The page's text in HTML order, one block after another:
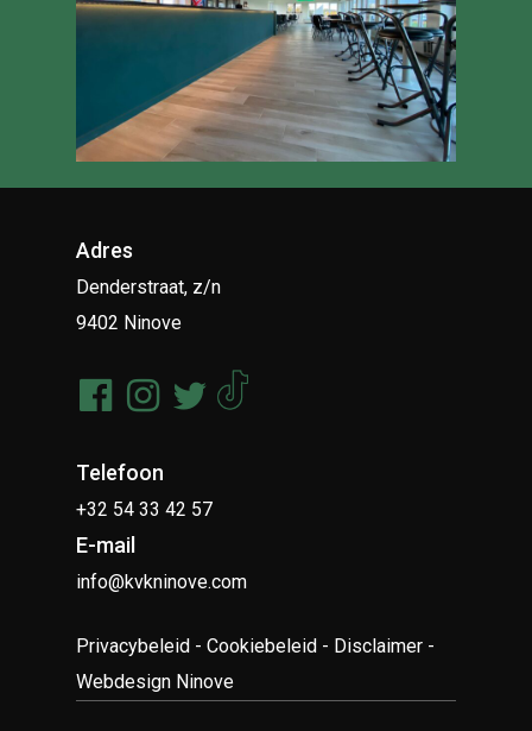
Adres
Denderstraat, z/n
9402 Ninove
Telefoon
+32 54 33 42 57
E-mail
info@kvkninove.com
Privacybeleid -Cookiebeleid - Disclaimer -
Webdesign Ninove